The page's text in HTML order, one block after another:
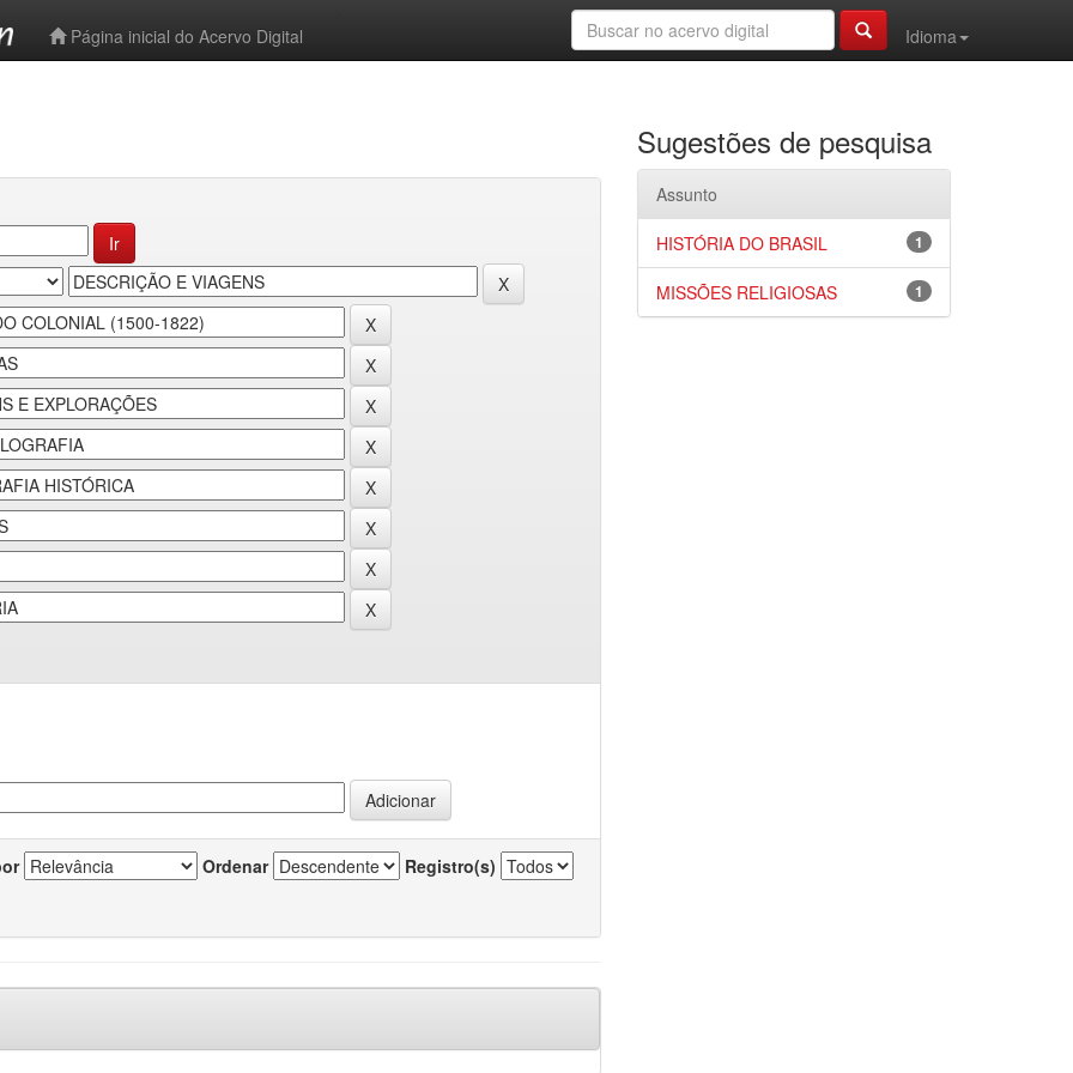
Página inicial do Acervo Digital
Idioma
Ordenar Registro(s)
Sugestões de pesquisa
Assunto
1
HISTÓRIA DO BRASIL
1
MISSÕES RELIGIOSAS